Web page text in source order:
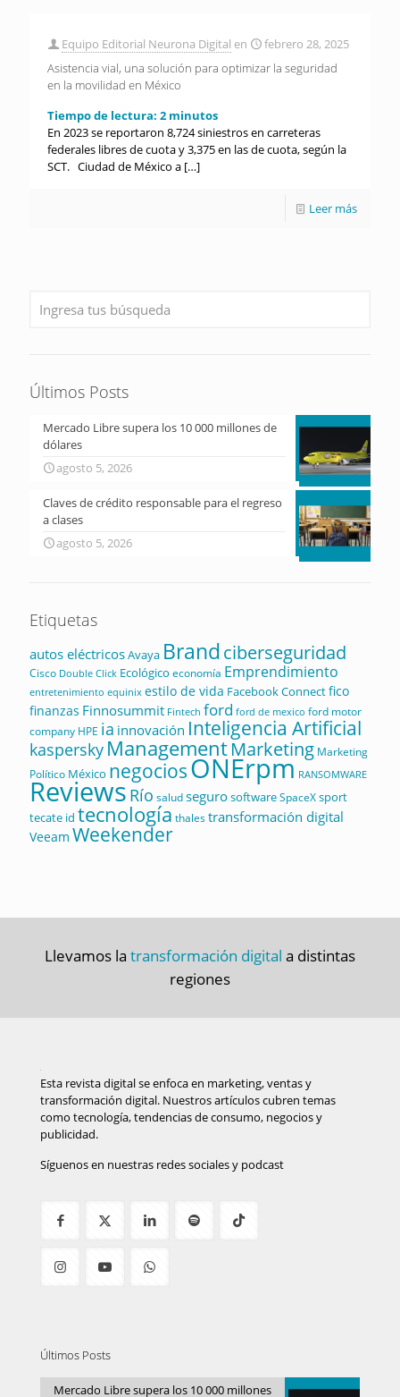
Equipo Editorial Neurona Digital en
febrero 28, 2025
Asistencia vial, una solución para optimizar la seguridad
en la movilidad en México
Tiempo de lectura: 2 minutos
En 2023 se reportaron 8,724 siniestros en carreteras
federales libres de cuota y 3,375 en las de cuota, según la
SCT. Ciudad de México a […]
Leer más
Últimos Posts
Mercado Libre supera los 10 000 millones de
dólares
agosto 5, 2026
Claves de crédito responsable para el regreso
a clases
agosto 5, 2026
Etiquetas
autos eléctricosAvaya Brandciberseguridad
Cisco Double Click Ecológico economía Emprendimiento
entretenimiento equinix estilo de vida Facebook Connectfico
finanzas Finnosummit Fintech ford ford de mexico ford motor
company HPE ia innovación Inteligencia Artificial
kaspersky ManagementMarketing Marketing
Político México negociosONErpm RANSOMWARE
Reviews Río saludsegurosoftwareSpaceXsport
tecate id tecnología thalestransformación digital
Veeam Weekender
Llevamos la transformación digital a distintas
regiones
Esta revista digital se enfoca en marketing, ventas y
transformación digital. Nuestros artículos cubren temas
como tecnología, tendencias de consumo, negocios y
publicidad.
Síguenos en nuestras redes sociales y podcast
Últimos Posts
Mercado Libre supera los 10 000 millones